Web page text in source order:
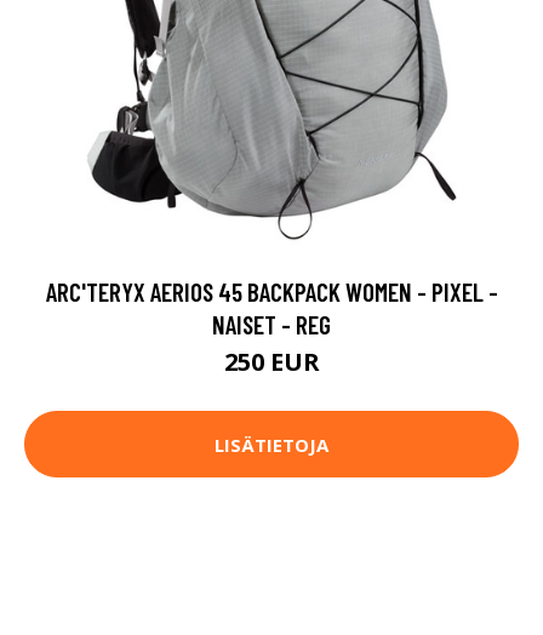
ARC'TERYX AERIOS 45 BACKPACK WOMEN - PIXEL -
NAISET - REG
250 EUR
LISÄTIETOJA